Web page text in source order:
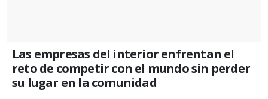
Las empresas del interior enfrentan el
reto de competir con el mundo sin perder
su lugar en la comunidad